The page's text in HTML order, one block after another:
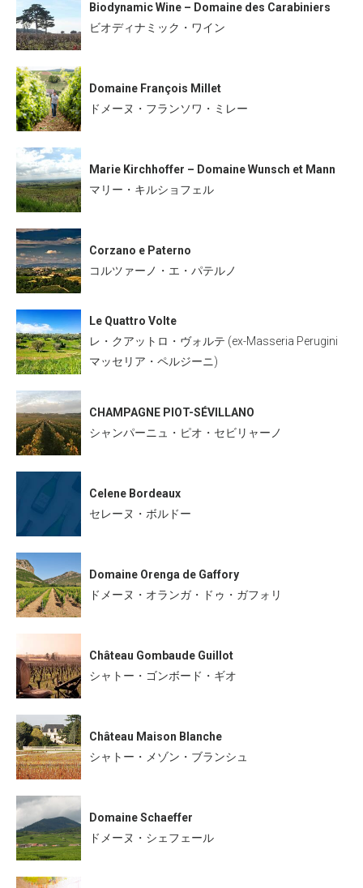
Biodynamic Wine – Domaine des Carabiniers
ビオディナミック・ワイン
Domaine François Millet
ドメーヌ・フランソワ・ミレー
Marie Kirchhoffer – Domaine Wunsch et Mann
マリー・キルショフェル
Corzano e Paterno
コルツァーノ・エ・パテルノ
Le Quattro Volte
レ・クアットロ・ヴォルテ (ex-Masseria Perugini
マッセリア・ペルジーニ)
CHAMPAGNE PIOT-SÉVILLANO
シャンパーニュ・ピオ・セビリャーノ
Celene Bordeaux
セレーヌ・ボルドー
Domaine Orenga de Gaffory
ドメーヌ・オランガ・ドゥ・ガフォリ
Château Gombaude Guillot
シャトー・ゴンボード・ギオ
Château Maison Blanche
シャトー・メゾン・ブランシュ
Domaine Schaeffer
ドメーヌ・シェフェール